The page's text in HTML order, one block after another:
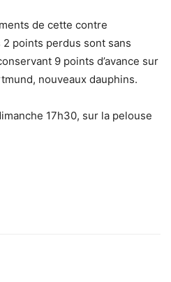
de cette contre
points perdus sont sans
9 points d’avance sur
nouveaux dauphins.
17h30, sur la pelouse